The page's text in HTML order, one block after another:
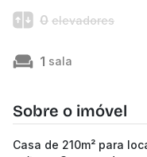
0 elevadores
1 sala
Sobre o imóvel
Casa de 210m² para